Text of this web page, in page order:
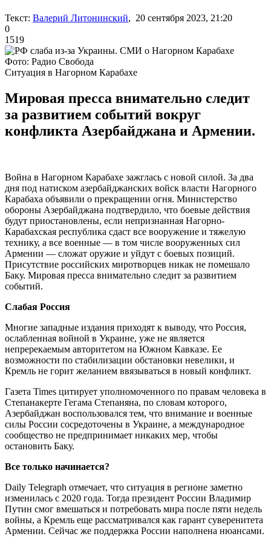
Текст: Валерий Литонинский, 20 сентября 2023, 21:20
0
1519
Фото: Радио Свобода
Ситуация в Нагорном Карабахе
Мировая пресса внимательно следит
за развитием событий вокруг
конфликта Азербайджана и Армении.
Война в Нагорном Карабахе зажглась с новой силой. За два
дня под натиском азербайджанских войск власти Нагорного
Карабаха объявили о прекращении огня. Министерство
обороны Азербайджана подтвердило, что боевые действия
будут приостановлены, если непризнанная Нагорно-
Карабахская республика сдаст все вооружение и тяжелую
технику, а все военные — в том числе вооруженных сил
Армении — сложат оружие и уйдут с боевых позиций.
Присутствие российских миротворцев никак не помешало
Баку. Мировая пресса внимательно следит за развитием
событий.
Слабая Россия
Многие западные издания приходят к выводу, что Россия,
ослабленная войной в Украине, уже не является
непререкаемым авторитетом на Южном Кавказе. Ее
возможности по стабилизации обстановки невелики, и
Кремль не горит желанием ввязываться в новый конфликт.
Газета Times цитирует уполномоченного по правам человека в
Степанакерте Гегама Степаняна, по словам которого,
Азербайджан воспользовался тем, что внимание и военные
силы России сосредоточены в Украине, а международное
сообщество не предпринимает никаких мер, чтобы
остановить Баку.
Все только начинается?
Daily Telegraph отмечает, что ситуация в регионе заметно
изменилась с 2020 года. Тогда президент России Владимир
Путин смог вмешаться и потребовать мира после пяти недель
войны, а Кремль еще рассматривался как гарант суверенитета
Армении. Сейчас же поддержка России наполнена нюансами.